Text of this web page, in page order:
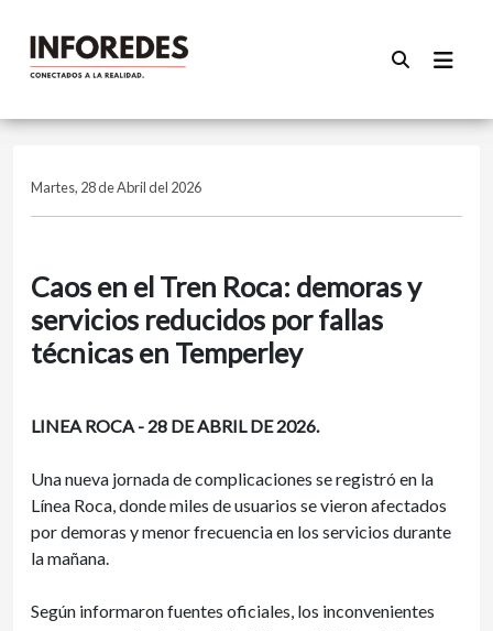
Martes, 28 de Abril del 2026
Caos en el Tren Roca: demoras y
servicios reducidos por fallas
técnicas en Temperley
LINEA ROCA - 28 DE ABRIL DE 2026.
Una nueva jornada de complicaciones se registró en la
Línea Roca, donde miles de usuarios se vieron afectados
por demoras y menor frecuencia en los servicios durante
la mañana.
Según informaron fuentes oficiales, los inconvenientes